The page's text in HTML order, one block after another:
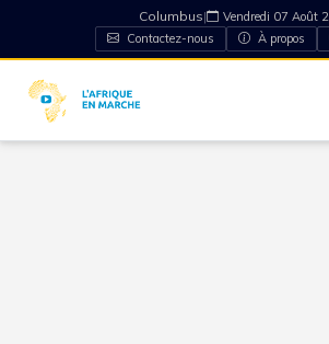
Columbus|
Vendredi 07 Août
Contactez-nous
À propos